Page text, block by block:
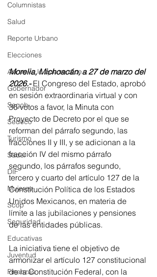
Columnistas
Salud
Reporte Urbano
Elecciones
Así se ve lo que se dice...
Gobernador
Segob
Sedeco
Turismo
Sader
DIF
Mujeres
Scop
Seguridad
Educativas
Juventud
Finanzas
Morelia, Michoacán, a 27 de marzo del
2026.- El Congreso del Estado, aprobó
en sesión extraordinaria virtual y con
36 votos a favor, la Minuta con
Proyecto de Decreto por el que se
reforman del párrafo segundo, las
fracciones II y III, y se adicionan a la
fracción IV del mismo párrafo
segundo, los párrafos segundo,
tercero y cuarto del artículo 127 de la
Constitución Política de los Estados
Unidos Mexicanos, en materia de
límite a las jubilaciones y pensiones
de las entidades públicas.
La iniciativa tiene el objetivo de
armonizar el artículo 127 constitucional
de la Constitución Federal, con la